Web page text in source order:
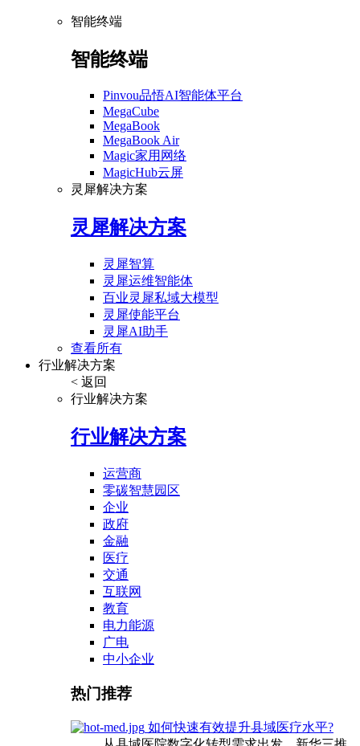
智能终端
智能终端
Pinvou品悟AI智能体平台
MegaCube
MegaBook
MegaBook Air
Magic家用网络
MagicHub云屏
灵犀解决方案
灵犀解决方案
灵犀智算
灵犀运维智能体
百业灵犀私域大模型
灵犀使能平台
灵犀AI助手
查看所有
行业解决方案
< 返回
行业解决方案
行业解决方案
运营商
零碳智慧园区
企业
政府
金融
医疗
交通
互联网
教育
电力能源
广电
中小企业
热门推荐
如何快速有效提升县域医疗水平?